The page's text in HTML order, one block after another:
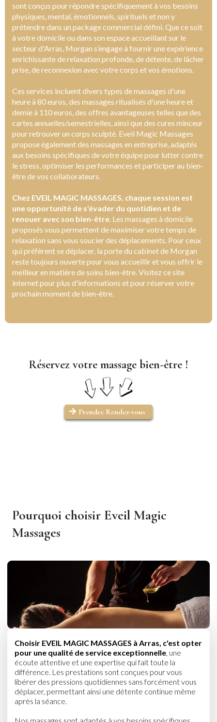
sont conçus pour répondre spécifiquement à vos besoins
physiques, mental, émotionnels, spirituels et non y
prétendre dans un package commercial défini. Que ce soit
à votre domicile ou dans son espace accueillant sur le
secteur d'Arras, Morgan s’engage à fournir une expérience
enrichissante de relaxation profonde, de détente, de lâcher
prise, de reconnexion avec votre corps et vos émotions.
Ces services incluent divers types de massages d'une
heure à 80 euros, des massages ritualisés d'une heure et
demie à 110 euros, des offres avantageuses telles que des
cartes annuelles/semestrielles, ainsi que des cures minceur
pour retrouver un corps sculpté. Eveil Magic Massages
propose également des massages en entreprise, adaptés
aux besoins spécifiques de votre équipe pour lutter contre
le stress, optimiser les performances et participer au bien-
être de vos collaborateurs.
Chez EVEIL MAGIC MASSAGES, chaque session est
une opportunité de s'évader du quotidien et de
renouer avec son bien-être. Les massages à domicile
proposés vous permettent de maximiser votre temps de
relaxation sans vous soucier des déplacements. Pour ceux
qui préfèrent se déplacer, la porte du cabinet de Morgan
reste toujours ouverte pour vous accueillir et vous offrir le
meilleur en matière de soins bien-être. Visitez ce site
internet pour plus d'informations et pour réserver votre
prochain moment de bien-être.
Réservez votre massage bien-être !
Prendre Rendez-vous
Pourquoi choisir Eveil Magic
Massages
Choisir EVEIL MAGIC MASSAGES à Arras, c'est opter
pour une qualité de service exceptionnelle, une
écoute attentive et une expertise qui fait toute la
différence. Les prestations sont conçues pour vous
libérer des pressions quotidiennes sans forcément vous
déplacer, permettant ainsi une détente continue même
après la séance.